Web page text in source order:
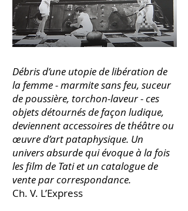
Débris d’une utopie de libération de
la femme - marmite sans feu, suceur
de poussière, torchon-laveur - ces
objets détournés de façon ludique,
deviennent accessoires de théâtre ou
œuvre d’art pataphysique. Un
univers absurde qui évoque à la fois
les film de Tati et un catalogue de
vente par correspondance.
Ch. V. L’Express